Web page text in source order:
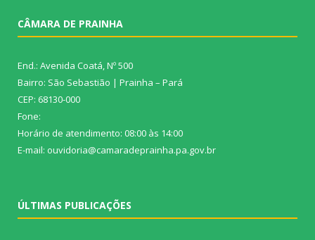
CÂMARA DE PRAINHA
End.: Avenida Coatá, Nº 500
Bairro: São Sebastião | Prainha – Pará
CEP: 68130-000
Fone:
Horário de atendimento: 08:00 às 14:00
E-mail: ouvidoria@camaradeprainha.pa.gov.br
ÚLTIMAS PUBLICAÇÕES